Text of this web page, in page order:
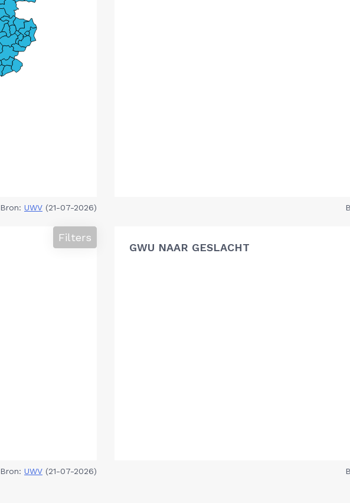
Bron: UWV (21-07-2026)
Filters
Bron: UWV (21-07-2026)
GWU NAAR GESLACHT